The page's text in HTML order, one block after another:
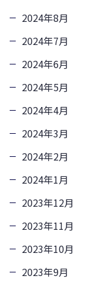
2024年8月
2024年7月
2024年6月
2024年5月
2024年4月
2024年3月
2024年2月
2024年1月
2023年12月
2023年11月
2023年10月
2023年9月